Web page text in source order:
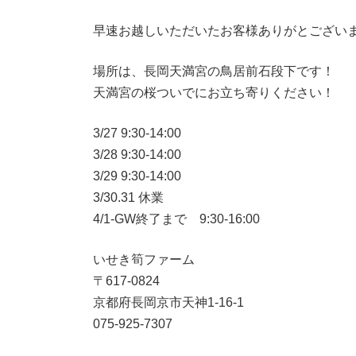
早速お越しいただいたお客様ありがとござい
場所は、長岡天満宮の鳥居前石段下です！
天満宮の桜ついでにお立ち寄りください！
3/27 9:30-14:00
3/28 9:30-14:00
3/29 9:30-14:00
3/30.31 休業
4/1-GW終了まで 9:30-16:00
いせき筍ファーム
〒617-0824
京都府長岡京市天神1-16-1
075-925-7307